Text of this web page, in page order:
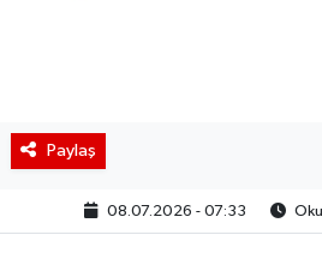
Paylaş
08.07.2026 - 07:33
Gizlilik Sözleşmesi
Hakkımızda